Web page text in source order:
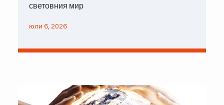
световния мир
юли 6, 2026